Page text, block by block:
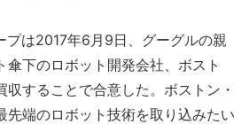
は2017年6月9日、グーグルの親
傘下のロボット開発会社、ボスト
収することで合意した。ボストン・
先端のロボット技術を取り込みたい